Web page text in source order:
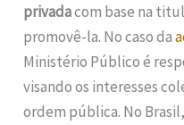
privadacom base na
promovê-la. No caso da
Ministério Público é
visando os interesses
ordem pública. No